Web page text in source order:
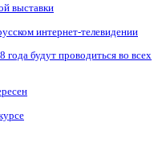
выставки
интернет-телевидении
будут проводиться во всех